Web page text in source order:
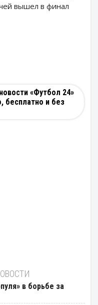
вышел в финал
«Футбол 24»
бесплатно и без
в борьбе за